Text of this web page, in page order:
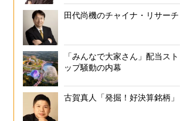
田代尚機のチャイナ・リサーチ
「みんなで大家さん」配当スト
ップ騒動の内幕
古賀真人「発掘！好決算銘柄」